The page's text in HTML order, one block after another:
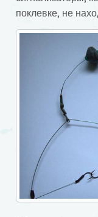
поклевке, не